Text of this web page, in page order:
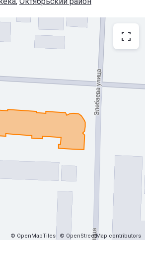
© OpenMapTiles © OpenStreetMap contributors